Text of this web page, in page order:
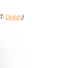
Details)